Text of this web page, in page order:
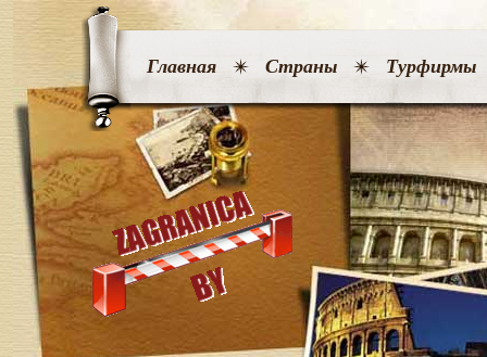
Главная Страны Турфирмы